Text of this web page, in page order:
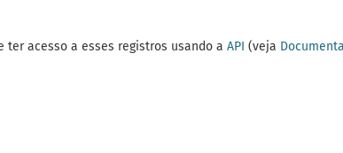
ter acesso a esses registros usando a API (veja